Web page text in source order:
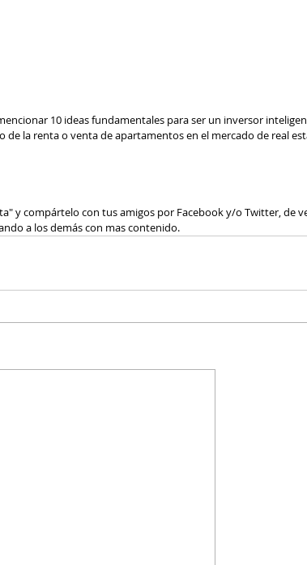
10 ideas fundamentales para ser un inversor
la renta o venta de apartamentos en el mercado de real
y compártelo con tus amigos por Facebook y/o Twitter, de
a los demás con mas contenido.